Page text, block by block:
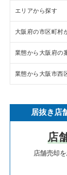
ラーメンの居抜
フランス料理の
イタリア料理の
中華の居抜き売
寿司の居抜き
焼肉の居抜き
鉄板焼き・お
エリアから探す
東京23区の飲食
東京都下の飲食
千葉県の飲食店
神奈川県の飲
大阪府の飲食
兵庫県の飲食
大阪府の市区町村
大阪市北区の飲
大阪市中央区の
堺市北区の飲
堺市中区の飲
大阪市西区の
業態から大阪府の
大阪府のラーメ
大阪府のイタ
大阪府の中華
大阪府のそば
業態から大阪市西
大阪市西区の
大阪市西区の
大阪市西区の
居抜き店
店
店舗売却